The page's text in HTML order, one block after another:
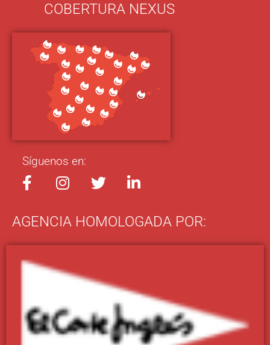
COBERTURA NEXUS
Síguenos en:
AGENCIA HOMOLOGADA POR: